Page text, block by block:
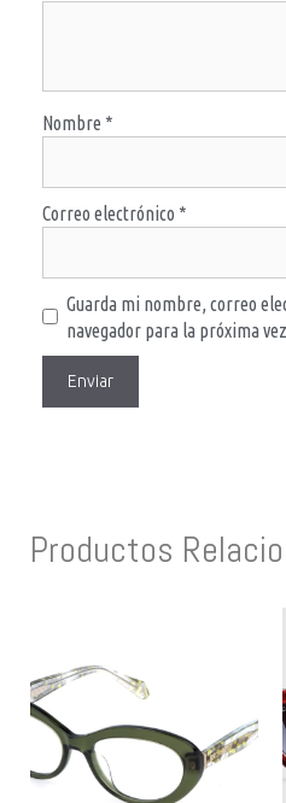
Nombre *
Correo electrónico *
Guarda mi nombre, correo
navegador para la próxima
Productos